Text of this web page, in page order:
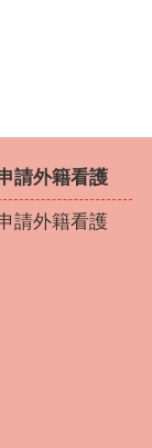
請外籍看護
請外籍看護